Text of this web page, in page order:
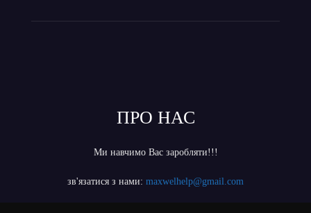
ПРО НАС
Ми навчимо Вас заробляти!!!
зв'язатися з нами: maxwelhelp@gmail.com